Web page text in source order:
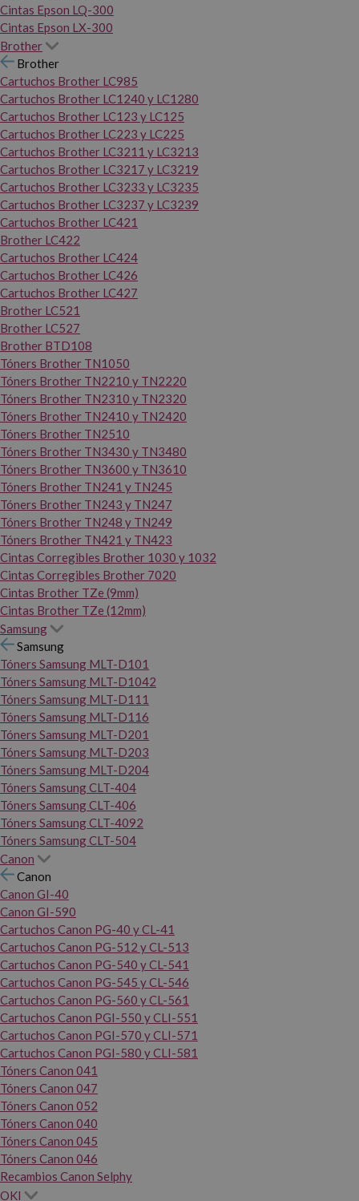
Cintas Epson LQ-300
Cintas Epson LX-300
Brother
Brother
Cartuchos Brother LC985
Cartuchos Brother LC1240 y LC1280
Cartuchos Brother LC123 y LC125
Cartuchos Brother LC223 y LC225
Cartuchos Brother LC3211 y LC3213
Cartuchos Brother LC3217 y LC3219
Cartuchos Brother LC3233 y LC3235
Cartuchos Brother LC3237 y LC3239
Cartuchos Brother LC421
Brother LC422
Cartuchos Brother LC424
Cartuchos Brother LC426
Cartuchos Brother LC427
Brother LC521
Brother LC527
Brother BTD108
Tóners Brother TN1050
Tóners Brother TN2210 y TN2220
Tóners Brother TN2310 y TN2320
Tóners Brother TN2410 y TN2420
Tóners Brother TN2510
Tóners Brother TN3430 y TN3480
Tóners Brother TN3600 y TN3610
Tóners Brother TN241 y TN245
Tóners Brother TN243 y TN247
Tóners Brother TN248 y TN249
Tóners Brother TN421 y TN423
Cintas Corregibles Brother 1030 y 1032
Cintas Corregibles Brother 7020
Cintas Brother TZe (9mm)
Cintas Brother TZe (12mm)
Samsung
Samsung
Tóners Samsung MLT-D101
Tóners Samsung MLT-D1042
Tóners Samsung MLT-D111
Tóners Samsung MLT-D116
Tóners Samsung MLT-D201
Tóners Samsung MLT-D203
Tóners Samsung MLT-D204
Tóners Samsung CLT-404
Tóners Samsung CLT-406
Tóners Samsung CLT-4092
Tóners Samsung CLT-504
Canon
Canon
Canon GI-40
Canon GI-590
Cartuchos Canon PG-40 y CL-41
Cartuchos Canon PG-512 y CL-513
Cartuchos Canon PG-540 y CL-541
Cartuchos Canon PG-545 y CL-546
Cartuchos Canon PG-560 y CL-561
Cartuchos Canon PGI-550 y CLI-551
Cartuchos Canon PGI-570 y CLI-571
Cartuchos Canon PGI-580 y CLI-581
Tóners Canon 041
Tóners Canon 047
Tóners Canon 052
Tóners Canon 040
Tóners Canon 045
Tóners Canon 046
Recambios Canon Selphy
OKI